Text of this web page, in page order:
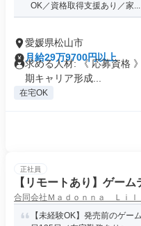
OK／資格取得支援あり／家...
愛媛県松山市
月給29万9700円以上
求める人材: 《 応募資格
期キャリア形成...
在宅OK
正社員
【リモートあり】ゲー
合同会社Ｍａｄｏｎｎａ Ｌｉｌ
【未経験OK】発売前のゲー